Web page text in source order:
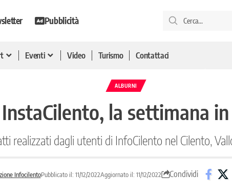
Pubblicità
Eventi Video Turismo Contattaci
ALBURNI
la settimana
realizzati dagli utenti di InfoCilento nel Cilento,
InfocilentoPubblicato il: 11/12/2022Aggiornato il: 11/12/2022 Condividi